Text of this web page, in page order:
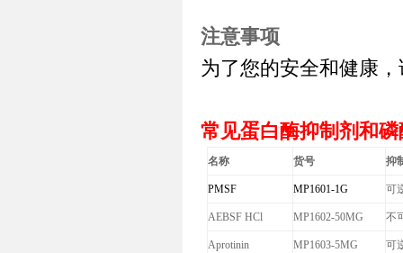
注意事项
为了您的安全和健康
常见蛋白酶抑制剂和
名称 货号 抑
PMSF MP1601-1G 可
AEBSF HCl MP1602-50MG 不
Aprotinin MP1603-5MG 可